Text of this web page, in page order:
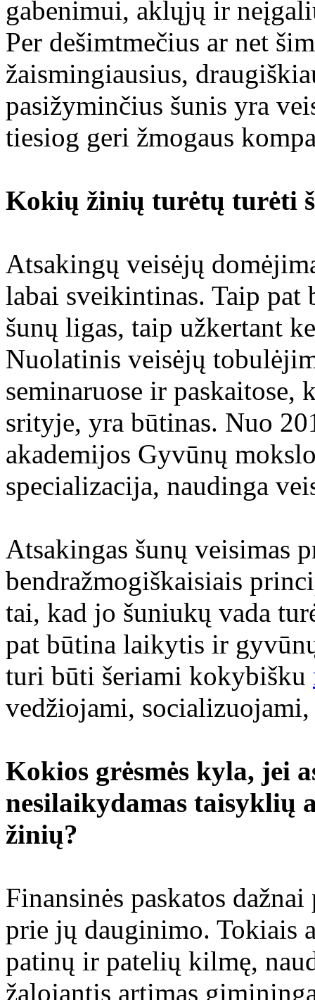
gabenimui, aklųjų ir
Per dešimtmečius ar net
žaismingiausius,
pasižyminčius šunis yra
tiesiog geri žmogaus
Kokių žinių turėtų turėti
Atsakingų veisėjų
labai sveikintinas. Taip
šunų ligas, taip užkertant
Nuolatinis veisėjų
seminaruose ir
srityje, yra būtinas. Nuo
akademijos Gyvūnų
specializacija, naudinga
Atsakingas šunų veisimas
bendražmogiškaisiais
tai, kad jo šuniukų vada
pat būtina laikytis ir
turi būti šeriami kokybišku
vedžiojami,
Kokios grėsmės kyla, jei
nesilaikydamas taisyklių
žinių?
Finansinės paskatos
prie jų dauginimo. Tokiais
patinų ir patelių kilmę,
žalojantis artimas